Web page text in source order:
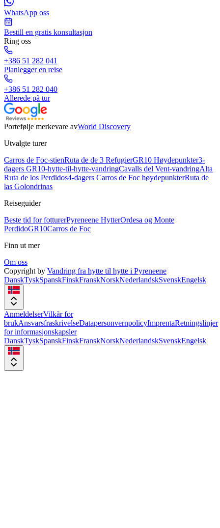
WhatsApp oss
Bestill en gratis konsultasjon
Ring oss
+386 51 282 041
Planlegger en reise
+386 51 282 040
Allerede på tur
Portefølje merkevare avWorld Discovery
Utvalgte turer
Carros de Foc-stienRuta de de 3 RefugierGR10 Høydepunkter3-
dagers GR10-hytte-til-hytte-vandringCavalls del Vent-vandringAlta
Ruta de los Perdidos4-dagers Carros de Foc høydepunkterRuta de
las Golondrinas
Reiseguider
Beste tid for fotturerPyreneene HytterOrdesa og Monte
PerdidoGR10Carros de Foc
Finn ut mer
Om oss
Copyright by Vandring fra hytte til hytte i Pyreneene
DanskTyskSpanskFinskFranskNorskNederlandskSvenskEngelsk
AnmeldelserVilkår for
brukAnsvarsfraskrivelseDatapersonvernpolicyImprentaRetningslinjer
for informasjonskapsler
DanskTyskSpanskFinskFranskNorskNederlandskSvenskEngelsk